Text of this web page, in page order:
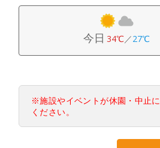
今日 34℃／27℃
※施設やイベントが休園・中止
ください。